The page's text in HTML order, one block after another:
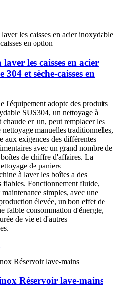
les caisses en acier
et sèche-caisses en
l'équipement adopte des produits
SUS304, un nettoyage à
chaude en un, peut remplacer les
nettoyage manuelles traditionnelles,
aux exigences des différentes
avec un grand nombre de
de chiffre d'affaires. La
de paniers
à laver les boîtes a des
fiables. Fonctionnement fluide,
simples, avec une
élevée, un bon effet de
faible consommation d'énergie,
de vie et d'autres
Réservoir lave-mains